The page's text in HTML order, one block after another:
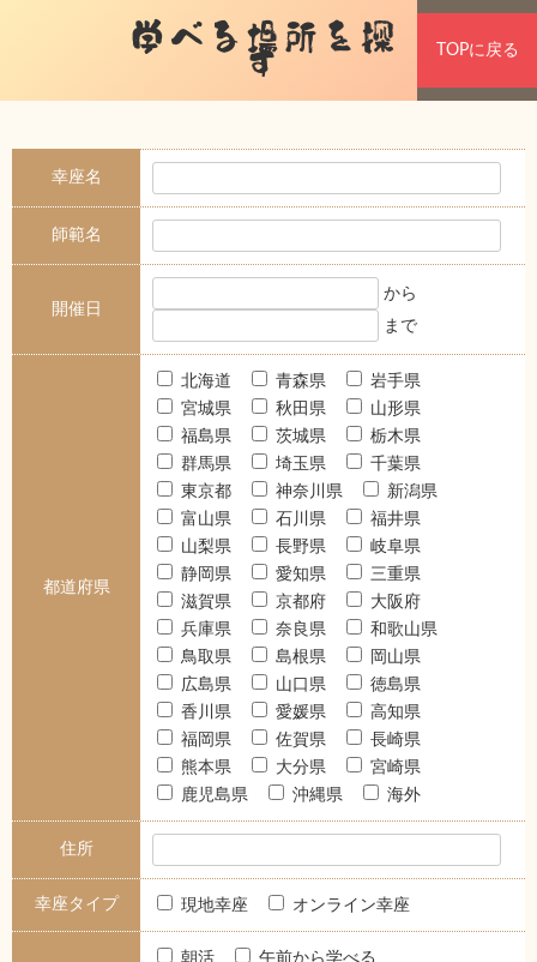
学べる場所を探
す TOPに戻る
幸座名
師範名
開催日
から
まで
都道府県
北海道 青森県
岩手県
宮城県
秋田県
山形県
福島県
茨城県
栃木県
群馬県
埼玉県
千葉県
東京都
神奈川県
新潟県
富山県
石川県
福井県
山梨県
長野県
岐阜県
静岡県
愛知県
三重県
滋賀県
京都府
大阪府
兵庫県
奈良県
和歌山県
鳥取県
島根県
岡山県
広島県
山口県
徳島県
香川県
愛媛県
高知県
福岡県
佐賀県
長崎県
熊本県
大分県
宮崎県
鹿児島県
沖縄県 海外
住所
幸座タイプ 現地幸座 オンライン幸座
朝活
午前から学べる